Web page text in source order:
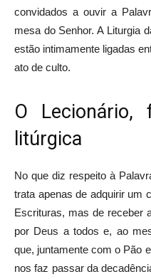
convidados a ouvir a
mesa do Senhor. A Liturgia
estão intimamente ligadas
ato de culto.
O
litúrgica
No que diz respeito à
trata apenas de adquirir um
Escrituras, mas de receber
por Deus a todos e, ao
que, juntamente com o Pão
nos faz passar da